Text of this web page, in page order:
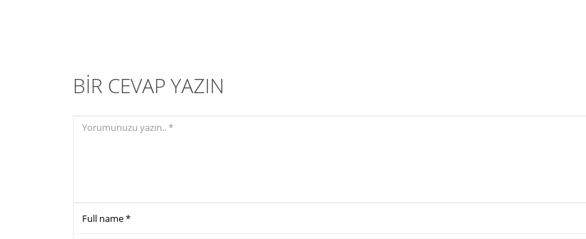
BIR CEVAP YAZIN